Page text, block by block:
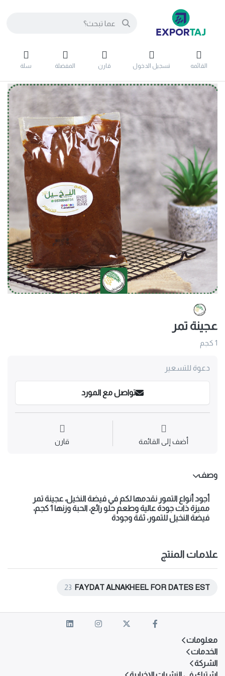
القائمه تسجيل الدخول قارن المفضلة سلة
عجينة تمر
1 كجم
دعوة للتسعير
تواصل مع المورد
أضف إلى القائمة قارن
وصف
أجود أنواع التمور نقدمها لكم في فيضة النخيل، عجينة تمر
مميزة ذات جودة عالية وطعم حلو رائع، الحبة وزنها 1 كجم،
فيضة النخيل للتمور، ثقة وجودة
علامات المنتج
FAYDAT ALNAKHEEL FOR DATES EST
23
معلومات
الخدمات
الشركة